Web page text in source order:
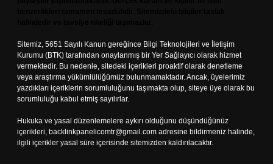
Sitemiz, 5651 Sayılı Kanun gereğince Bilgi Teknolojileri ve İletişim
Kurumu (BTK) tarafından onaylanmış bir Yer Sağlayıcı olarak hizmet
vermektedir. Bu nedenle, sitedeki içerikleri proaktif olarak denetleme
veya araştırma yükümlülüğümüz bulunmamaktadır. Ancak, üyelerimiz
yazdıkları içeriklerin sorumluluğunu taşımakta olup, siteye üye olarak bu
sorumluluğu kabul etmiş sayılırlar.
Hukuka ve yasal düzenlemelere aykırı olduğunu düşündüğünüz
içerikleri, backlinkpanelicomtr@gmail.com adresine bildirmeniz halinde,
ilgili içerikler yasal süre içerisinde sitemizden kaldırılacaktır.